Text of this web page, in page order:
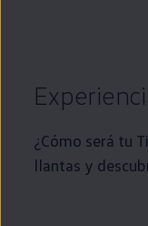
¿Cómo será tu
llantas y